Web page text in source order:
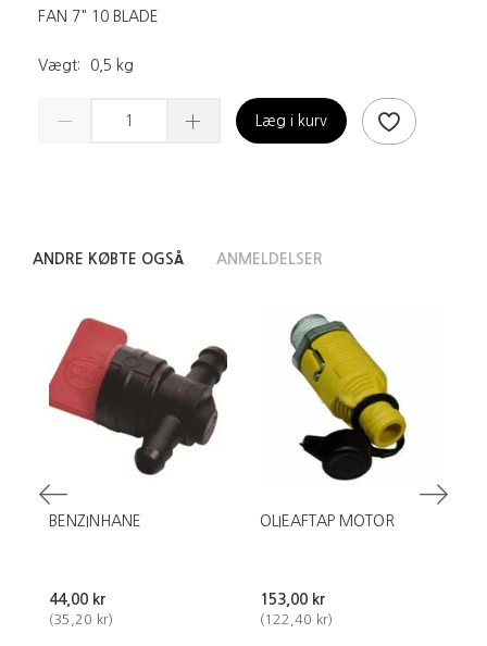
FAN 7" 10 BLADE
Vægt: 0,5 kg
Læg i kurv
ANDRE KØBTE OGSÅ ANMELDELSER
BENZINHANE
44,00 kr
(35,20 kr)
OLIEAFTAP MOTOR
153,00 kr
(122,40 kr)